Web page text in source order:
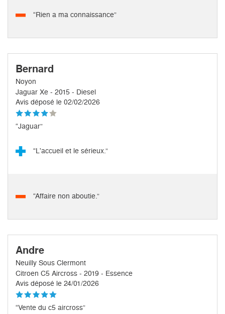
“Rien a ma connaissance”
Bernard
Noyon
Jaguar Xe - 2015 - Diesel
Avis déposé le 02/02/2026
“Jaguar”
“L'accueil et le sérieux.”
“Affaire non aboutie.”
Andre
Neuilly Sous Clermont
Citroen C5 Aircross - 2019 - Essence
Avis déposé le 24/01/2026
“Vente du c5 aircross”